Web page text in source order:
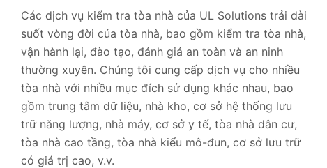
Các dịch vụ kiểm tra tòa nhà của UL Solutions trải dài
suốt vòng đời của tòa nhà, bao gồm kiểm tra tòa nhà,
vận hành lại, đào tạo, đánh giá an toàn và an ninh
thường xuyên. Chúng tôi cung cấp dịch vụ cho nhiều
tòa nhà với nhiều mục đích sử dụng khác nhau, bao
gồm trung tâm dữ liệu, nhà kho, cơ sở hệ thống lưu
trữ năng lượng, nhà máy, cơ sở y tế, tòa nhà dân cư,
tòa nhà cao tầng, tòa nhà kiểu mô-đun, cơ sở lưu trữ
có giá trị cao, v.v.